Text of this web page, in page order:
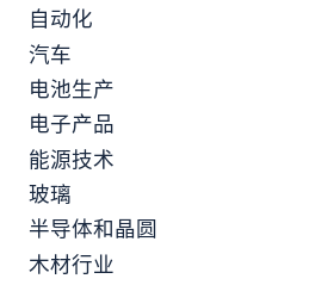
自动化
汽车
电池生产
电子产品
能源技术
玻璃
半导体和晶圆
木材行业